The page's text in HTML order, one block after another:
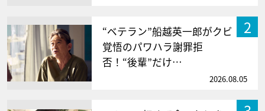
2
“ベテラン”船越英一郎がクビ
覚悟のパワハラ謝罪拒
否！“後輩”だけ…
2026.08.05